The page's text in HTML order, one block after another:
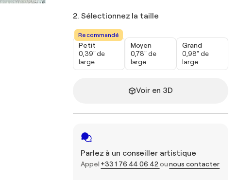
2. Sélectionnez la taille
Recommandé
Petit
0,39" de
large
Moyen
0,78" de
large
Grand
0,98" de
large
Voir en 3D
Parlez à un conseiller artistique
Appel +33 1 76 44 06 42 ounous contacter